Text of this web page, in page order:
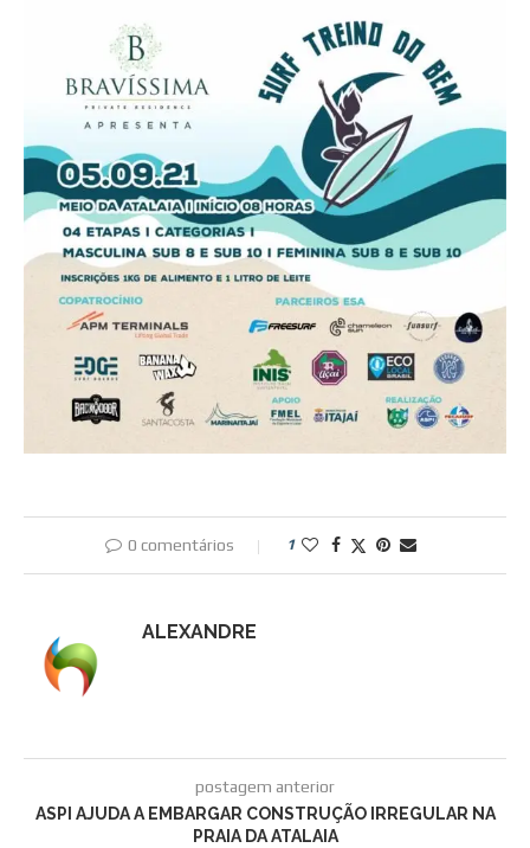
0 comentários 1
ALEXANDRE
postagem anterior
ASPI AJUDA A EMBARGAR CONSTRUÇÃO IRREGULAR NA
PRAIA DA ATALAIA